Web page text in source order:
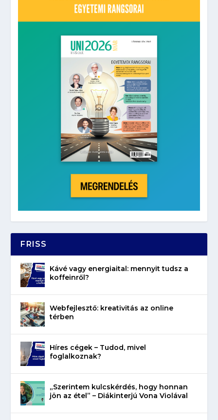
FRISS
Kávé vagy energiaital: mennyit tudsz a
koffeinről?
Webfejlesztő: kreativitás az online
térben
Híres cégek – Tudod, mivel
foglalkoznak?
„Szerintem kulcskérdés, hogy honnan
jön az étel” – Diákinterjú Vona Violával